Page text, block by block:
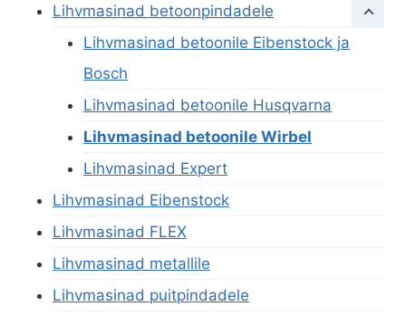
Lihvmasinad betoonpindadele
Lihvmasinad betoonile Eibenstock ja
Bosch
Lihvmasinad betoonile Husqvarna
Lihvmasinad betoonile Wirbel
Lihvmasinad Expert
Lihvmasinad Eibenstock
Lihvmasinad FLEX
Lihvmasinad metallile
Lihvmasinad puitpindadele